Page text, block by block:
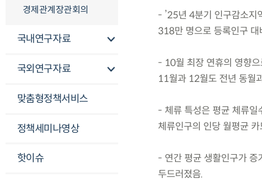
경제관계장관회의
국내연구자료
국외연구자료
맞춤형정책서비스
정책세미나영상
핫이슈
- ’25년 4분기 인구감소지
318만 명으로 등록인구 대
- 10월 최장 연휴의 영향
11월과 12월도 전년 동월
- 체류 특성은 평균 체류일
체류인구의 인당 월평균
- 연간 평균 생활인구가 증
두드러졌음.